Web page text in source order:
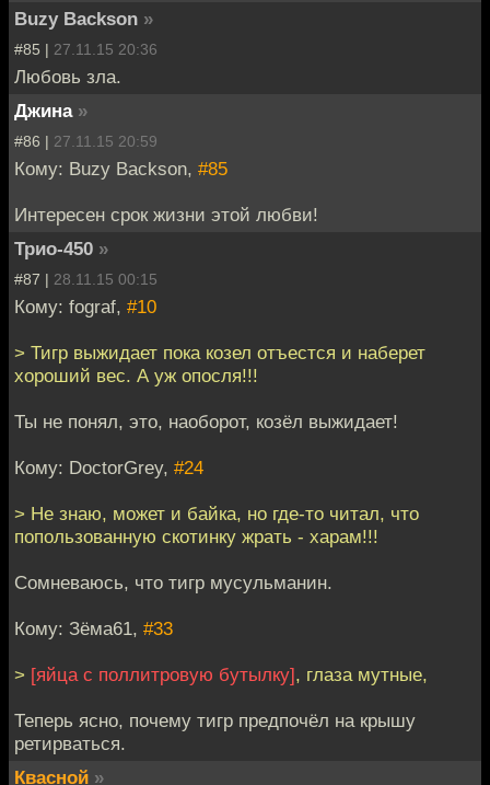
Buzy Backson »
#85 | 27.11.15 20:36
Любовь зла.
Джина »
#86 | 27.11.15 20:59
Кому: Buzy Backson, #85
Интересен срок жизни этой любви!
Трио-450 »
#87 | 28.11.15 00:15
Кому: fograf, #10
> Тигр выжидает пока козел отъестся и наберет
хороший вес. А уж опосля!!!
Ты не понял, это, наоборот, козёл выжидает!
Кому: DoctorGrey, #24
> Не знаю, может и байка, но где-то читал, что
попользованную скотинку жрать - харам!!!
Сомневаюсь, что тигр мусульманин.
Кому: Зёма61, #33
> [яйца с поллитровую бутылку], глаза мутные,
Теперь ясно, почему тигр предпочёл на крышу
ретирваться.
Квасной »